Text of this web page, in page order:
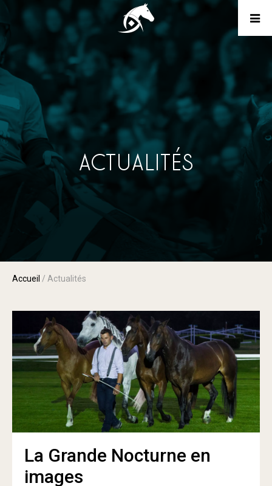
ACTUALITÉS
Accueil / Actualités
La Grande Nocturne en
images